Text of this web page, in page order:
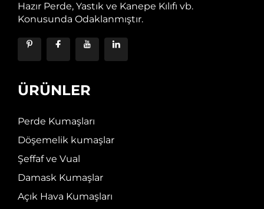
Hazır Perde, Yastık ve Kanepe Kılıfı vb.
Konusunda Odaklanmıştır.
ÜRÜNLER
Perde Kumaşları
Döşemelik kumaşlar
Şeffaf ve Vual
Damask Kumaşlar
Açık Hava Kumaşları